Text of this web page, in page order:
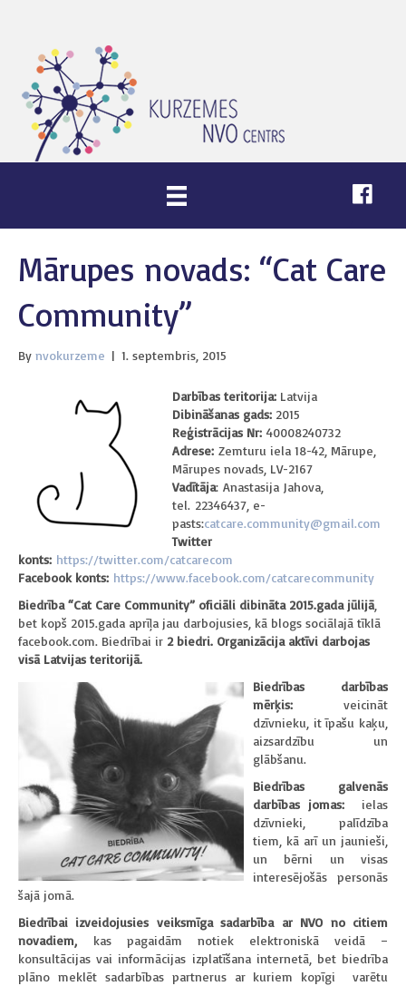
Mārupes novads: “Cat Care
Community”
By nvokurzeme | 1. septembris, 2015
Darbības teritorija: Latvija
Dibināšanas gads: 2015
Reģistrācijas Nr: 40008240732
Adrese: Zemturu iela 18-42, Mārupe,
Mārupes novads, LV-2167
Vadītāja: Anastasija Jahova,
tel. 22346437, e-
pasts:catcare.community@gmail.com
Twitter
konts: https://twitter.com/catcarecom
Facebook konts: https://www.facebook.com/catcarecommunity
Biedrība “Cat Care Community” oficiāli dibināta 2015.gada jūlijā
bet kopš 2015.gada aprīļa jau darbojusies, kā blogs sociālajā tīklā
facebook.com. Biedrībai ir 2 biedri. Organizācija aktīvi darbojas
visā Latvijas teritorijā.
Biedrības darbības
mērķis: veicināt
dzīvnieku, it īpašu kaķu,
aizsardzību un
glābšanu.
Biedrības galvenās
darbības jomas:ielas
dzīvnieki, palīdzība
tiem, kā arī un jaunieši,
un bērni un visas
interesējošās personās
šajā jomā.
Biedrībai izveidojusies veiksmīga sadarbība ar NVO no citiem
novadiem, kas pagaidām notiek elektroniskā veidā –
konsultācijas vai informācijas izplatīšana internetā, bet biedrība
plāno meklēt sadarbības partnerus ar kuriem kopīgi varētu